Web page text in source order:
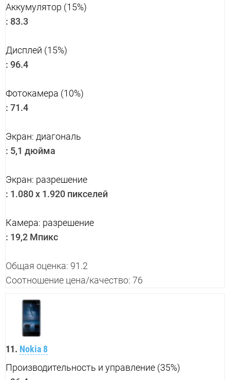
Аккумулятор (15%)
: 83.3
Дисплей (15%)
: 96.4
Фотокамера (10%)
: 71.4
Экран: диагональ
: 5,1 дюйма
Экран: разрешение
: 1.080 x 1.920 пикселей
Камера: разрешение
: 19,2 Мпикс
Общая оценка: 91.2
Соотношение цена/качество: 76
11. Nokia 8
Производительность и управление (35%)